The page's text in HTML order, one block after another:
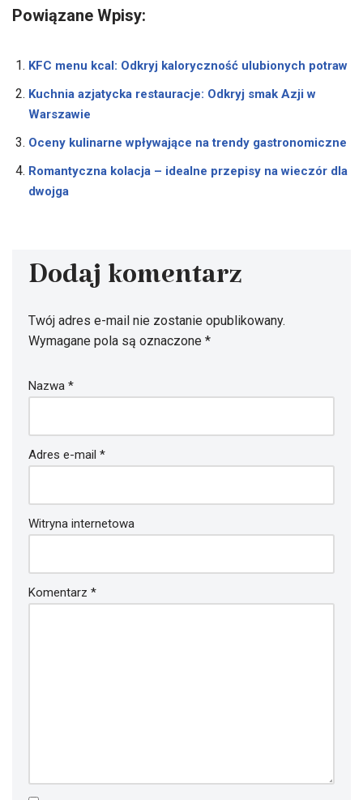
Powiązane Wpisy:
KFC menu kcal: Odkryj kaloryczność ulubionych potraw
Kuchnia azjatycka restauracje: Odkryj smak Azji w
Warszawie
Oceny kulinarne wpływające na trendy gastronomiczne
Romantyczna kolacja – idealne przepisy na wieczór dla
dwojga
Dodaj komentarz
Twój adres e-mail nie zostanie opublikowany.
Wymagane pola są oznaczone *
Nazwa *
Adres e-mail *
Witryna internetowa
Komentarz *